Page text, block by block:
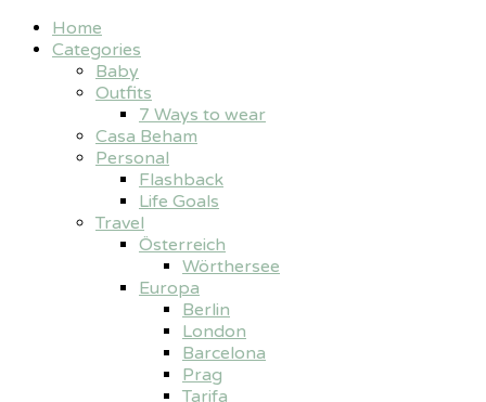
Home
Categories
Baby
Outfits
7 Ways to wear
Casa Beham
Personal
Flashback
Life Goals
Travel
Österreich
Wörthersee
Europa
Berlin
London
Barcelona
Prag
Tarifa